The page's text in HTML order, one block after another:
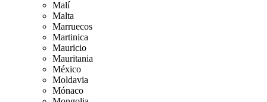
Malí
Malta
Marruecos
Martinica
Mauricio
Mauritania
México
Moldavia
Mónaco